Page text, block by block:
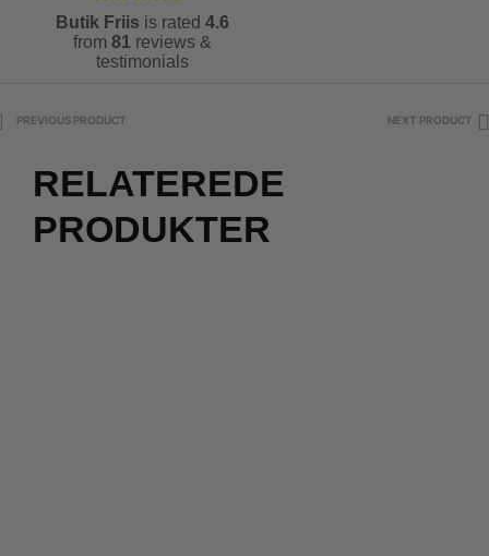
Butik Friis is rated 4.6
from 81 reviews &
testimonials
PREVIOUS PRODUCT NEXT PRODUCT
RELATEREDE
PRODUKTER